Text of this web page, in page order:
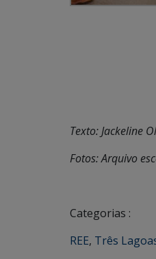
Texto: Jackeline
Fotos: Arquivo
Categorias :
REE, Três